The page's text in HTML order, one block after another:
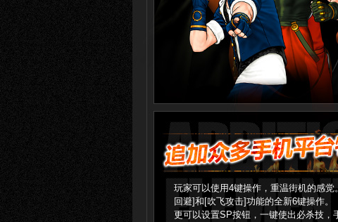
玩家可以使用4键操作，重温街机的感
回避]和[吹飞攻击]功能的全新6键操作。
更可以设置SP按钮，一键使出必杀技，